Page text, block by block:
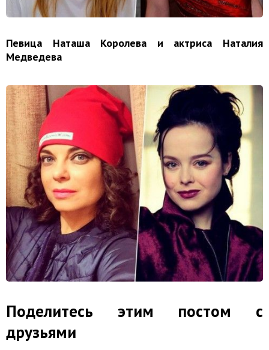
Певица Наташа Королева и актриса Наталия
Медведева
Поделитесь этим постом с
друзьями